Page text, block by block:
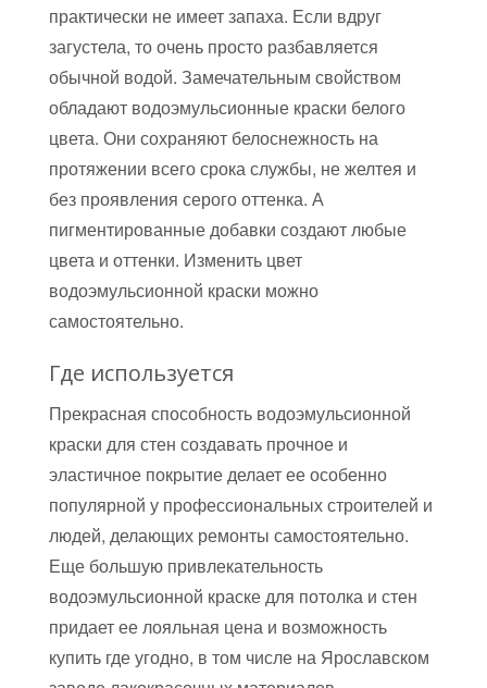
практически не имеет запаха. Если вдруг
загустела, то очень просто разбавляется
обычной водой. Замечательным свойством
обладают водоэмульсионные краски белого
цвета. Они сохраняют белоснежность на
протяжении всего срока службы, не желтея и
без проявления серого оттенка. А
пигментированные добавки создают любые
цвета и оттенки. Изменить цвет
водоэмульсионной краски можно
самостоятельно.
Где используется
Прекрасная способность водоэмульсионной
краски для стен создавать прочное и
эластичное покрытие делает ее особенно
популярной у профессиональных строителей и
людей, делающих ремонты самостоятельно.
Еще большую привлекательность
водоэмульсионной краске для потолка и стен
придает ее лояльная цена и возможность
купить где угодно, в том числе на Ярославском